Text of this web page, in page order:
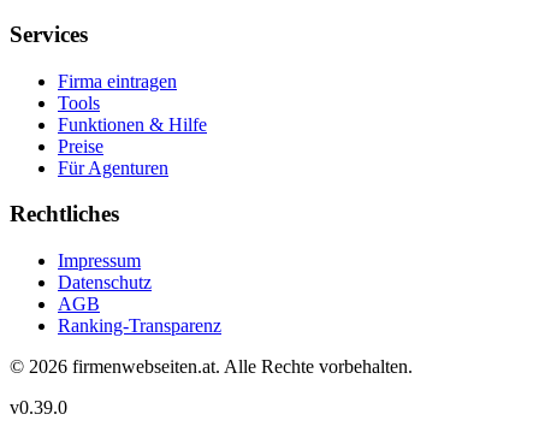
Services
Firma eintragen
Tools
Funktionen & Hilfe
Preise
Für Agenturen
Rechtliches
Impressum
Datenschutz
AGB
Ranking-Transparenz
© 2026 firmenwebseiten.at. Alle Rechte vorbehalten.
v0.39.0